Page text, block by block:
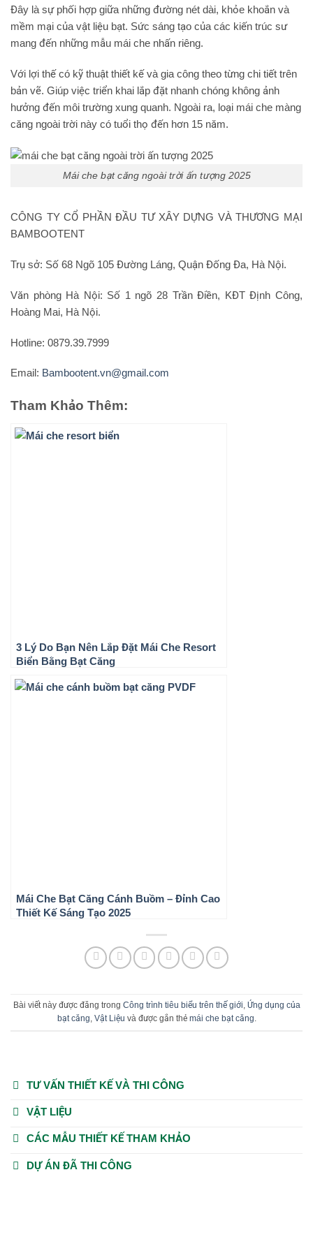
Đây là sự phối hợp giữa những đường nét dài, khỏe khoắn và
mềm mại của vật liệu bạt. Sức sáng tạo của các kiến trúc sư
mang đến những mẫu mái che nhấn riêng.
Với lợi thế có kỹ thuật thiết kế và gia công theo từng chi tiết trên
bản vẽ. Giúp việc triển khai lắp đặt nhanh chóng không ảnh
hưởng đến môi trường xung quanh. Ngoài ra, loại mái che màng
căng ngoài trời này có tuổi thọ đến hơn 15 năm.
Mái che bạt căng ngoài trời ấn tượng 2025
CÔNG TY CỔ PHẦN ĐẦU TƯ XÂY DỰNG VÀ THƯƠNG MẠI
BAMBOOTENT
Trụ sở: Số 68 Ngõ 105 Đường Láng, Quận Đống Đa, Hà Nội.
Văn phòng Hà Nội: Số 1 ngõ 28 Trần Điền, KĐT Định Công,
Hoàng Mai, Hà Nội.
Hotline: 0879.39.7999
Email: Bambootent.vn@gmail.com
Tham Khảo Thêm:
3 Lý Do Bạn Nên Lắp Đặt Mái Che Resort
Biển Bằng Bạt Căng
Mái Che Bạt Căng Cánh Buồm – Đỉnh Cao
Thiết Kế Sáng Tạo 2025
Bài viết này được đăng trong Công trình tiêu biểu trên thế giới Ứng dụng của
bạt căng Vật Liệu và được gắn thẻ mái che bạt căng
TƯ VẤN THIẾT KẾ VÀ THI CÔNG
VẬT LIỆU
CÁC MẪU THIẾT KẾ THAM KHẢO
DỰ ÁN ĐÃ THI CÔNG